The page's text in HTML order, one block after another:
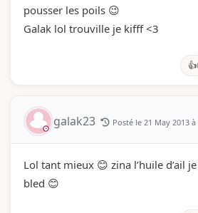
pousser les poils 😉
Galak lol trouville je kifff <3
👍
galak23 Posté le 21 May 2013 à
Lol tant mieux 😊 zina l’huile d’ail je
bled 😊